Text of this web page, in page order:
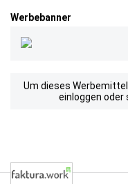
Werbebanner
Um dieses
einloggen oder